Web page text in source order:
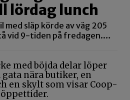
lördag lunch
med släp körde av väg 205
vid 9-tiden på fredagen.…